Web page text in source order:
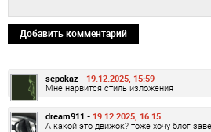
Добавить комментарий
sepokaz - 19.12.2025, 15:59
Мне нарвится стиль изложения
dream911 - 19.12.2025, 16:15
А какой это движок? тоже хочу блог